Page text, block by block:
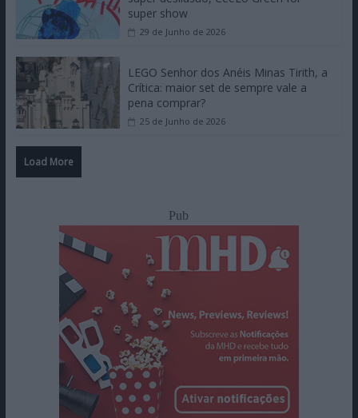
super show
29 de Junho de 2026
LEGO Senhor dos Anéis Minas Tirith, a
Crítica: maior set de sempre vale a
pena comprar?
25 de Junho de 2026
Load More
Pub